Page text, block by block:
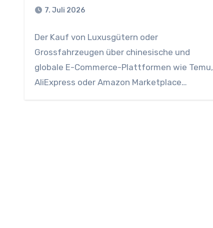
7. Juli 2026
Der Kauf von Luxusgütern oder
Grossfahrzeugen über chinesische und
globale E-Commerce-Plattformen wie Temu,
AliExpress oder Amazon Marketplace